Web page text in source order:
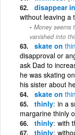
disappear
without leaving a
Money seems
vanished into
skate on thin
disapproval or
ask Dad to
he was skating
his sister about
skate on thin
thinly in a
margarine thinly
thinly with
thinly